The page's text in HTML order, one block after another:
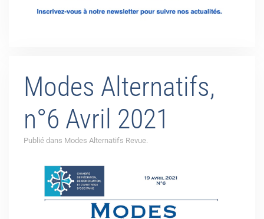
Modes Alternatifs,
n°6 Avril 2021
Publié dans Modes Alternatifs Revue.